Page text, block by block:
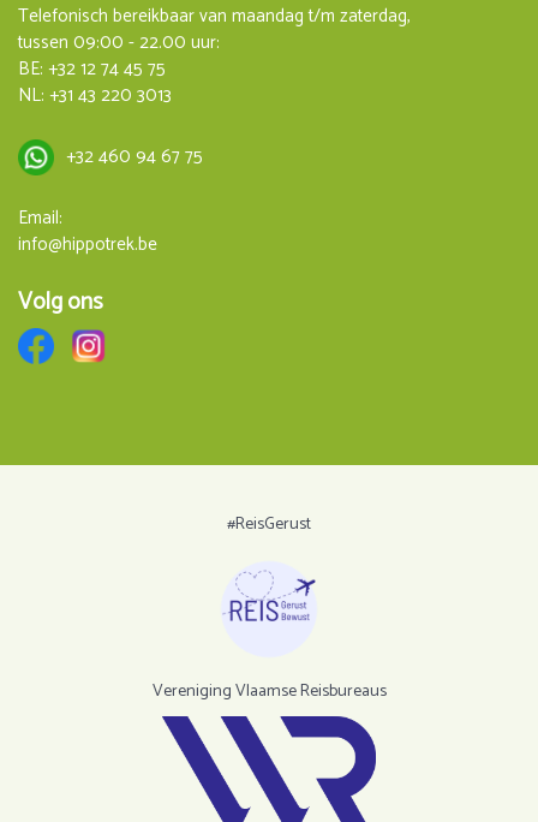
Telefonisch bereikbaar van maandag t/m zaterdag,
tussen 09:00 - 22.00 uur:
BE: +32 12 74 45 75
NL: +31 43 220 3013
+32 460 94 67 75
Email:
info@hippotrek.be
Volg ons
#ReisGerust
Vereniging Vlaamse Reisbureaus